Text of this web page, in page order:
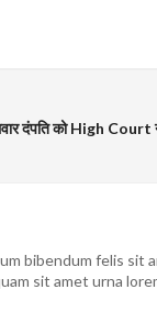
दंपति को High Court
bibendum felis sit
sit amet urna